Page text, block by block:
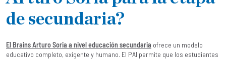
de secundaria?
El Brains Arturo Soria a nivel educación secundaria ofrece un modelo
educativo completo, exigente y humano. El PAI permite que los estudiantes